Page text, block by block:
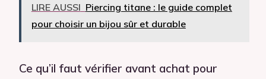
LIRE AUSSI Piercing titane : le guide complet
pour choisir un bijou sûr et durable
Ce qu’il faut vérifier avant achat pour